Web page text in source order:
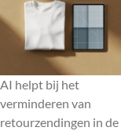
AI helpt bij het
verminderen van
retourzendingen in de